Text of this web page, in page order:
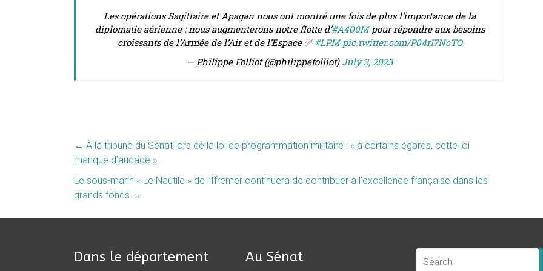
Les opérations Sagittaire et Apagan nous ont montré une fois de plus l’importance de la
diplomatie aérienne : nous augmenterons notre flotte d’#A400Mpour répondre aux besoins
croissants de l’Armée de l’Air et de l’Espace ✅#LPM pic.twitter.com/P04rI7NcTO
— Philippe Folliot (@philippefolliot) July 3, 2023
← À la tribune du Sénat lors de la loi de programmation militaire : « à certains égards, cette loi
manque d’audace »
Le sous-marin « Le Nautile » de l’Ifremer continuera de contribuer à l’excellence française dans les
grands fonds →
Dans le département Au Sénat